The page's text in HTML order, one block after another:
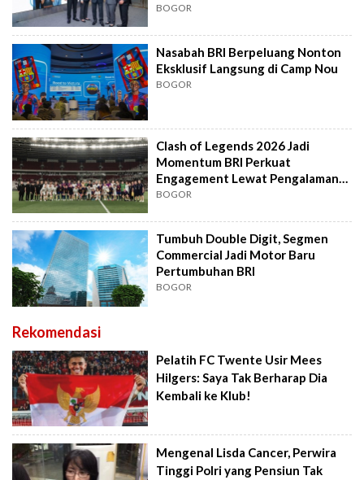
BOGOR
Nasabah BRI Berpeluang Nonton
Eksklusif Langsung di Camp Nou
BOGOR
Clash of Legends 2026 Jadi
Momentum BRI Perkuat
Engagement Lewat Pengalaman
Sepak Bola Kelas Dunia
BOGOR
Tumbuh Double Digit, Segmen
Commercial Jadi Motor Baru
Pertumbuhan BRI
BOGOR
Rekomendasi
Pelatih FC Twente Usir Mees
Hilgers: Saya Tak Berharap Dia
Kembali ke Klub!
Mengenal Lisda Cancer, Perwira
Tinggi Polri yang Pensiun Tak